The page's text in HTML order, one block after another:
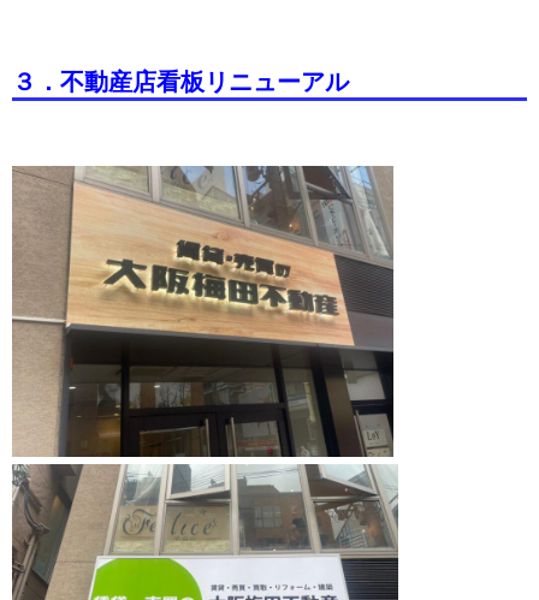
３．不動産店看板リニューアル